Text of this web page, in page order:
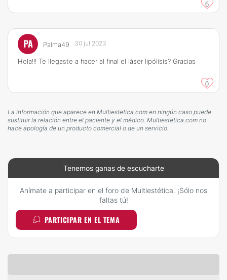
6
PA Palma49 30 jul 2023
Hola!!! Te llegaste a hacer al final el láser lipólisis? Gracias
0
La información que aparece en Multiestetica.com en ningún caso puede
sustituir la relación entre el paciente y el médico. Multiestetica.com no
hace apología de un producto comercial o de un servicio.
Tenemos ganas de escucharte
Anímate a participar en el foro de Multiestética. ¡Sólo nos
faltas tú!
PARTICIPAR EN EL TEMA